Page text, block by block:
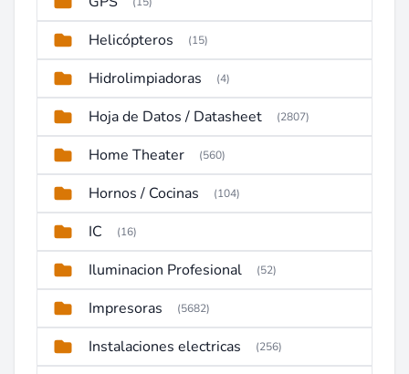
Helicópteros (15)
Hidrolimpiadoras (4)
Hoja de Datos / Datasheet (2807)
Home Theater (560)
Hornos / Cocinas (104)
IC (16)
Iluminacion Profesional (52)
Impresoras (5682)
Instalaciones electricas (256)